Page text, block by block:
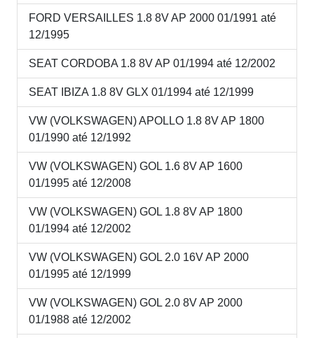
FORD VERSAILLES 1.8 8V AP 2000 01/1991 até
12/1995
SEAT CORDOBA 1.8 8V AP 01/1994 até 12/2002
SEAT IBIZA 1.8 8V GLX 01/1994 até 12/1999
VW (VOLKSWAGEN) APOLLO 1.8 8V AP 1800
01/1990 até 12/1992
VW (VOLKSWAGEN) GOL 1.6 8V AP 1600
01/1995 até 12/2008
VW (VOLKSWAGEN) GOL 1.8 8V AP 1800
01/1994 até 12/2002
VW (VOLKSWAGEN) GOL 2.0 16V AP 2000
01/1995 até 12/1999
VW (VOLKSWAGEN) GOL 2.0 8V AP 2000
01/1988 até 12/2002